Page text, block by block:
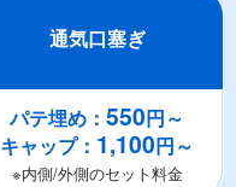
通気口塞ぎ
パテ埋め：550円～
キャップ： 1,100円～
※内側/外側のセット料金